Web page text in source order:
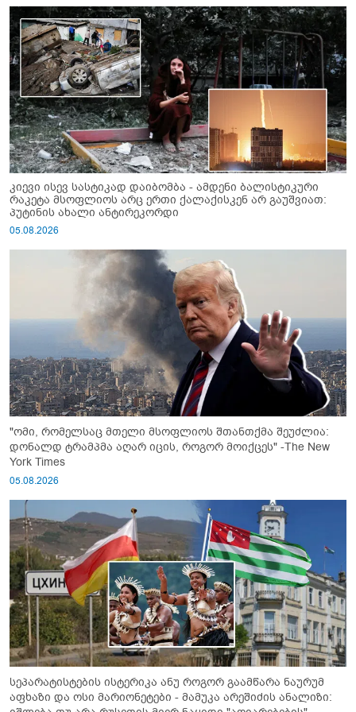
კიევი ისევ სასტიკად დაიბომბა - ამდენი ბალისტიკური
რაკეტა მსოფლიოს არც ერთი ქალაქისკენ არ გაუშვიათ:
პუტინის ახალი ანტირეკორდი
05.08.2026
"ომი, რომელსაც მთელი მსოფლიოს შთანთქმა შეუძლია:
დონალდ ტრამპმა აღარ იცის, როგორ მოიქცეს" -The New
York Times
05.08.2026
სეპარატისტების ისტერიკა ანუ როგორ გაამწარა ნაურუმ
აფხაზი და ოსი მარიონეტები - მამუკა არეშიძის ანალიზი: